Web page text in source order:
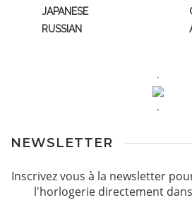
JAPANESE
RUSSIAN
.
.
NEWSLETTER
Inscrivez vous à la newsletter
l'horlogerie directement